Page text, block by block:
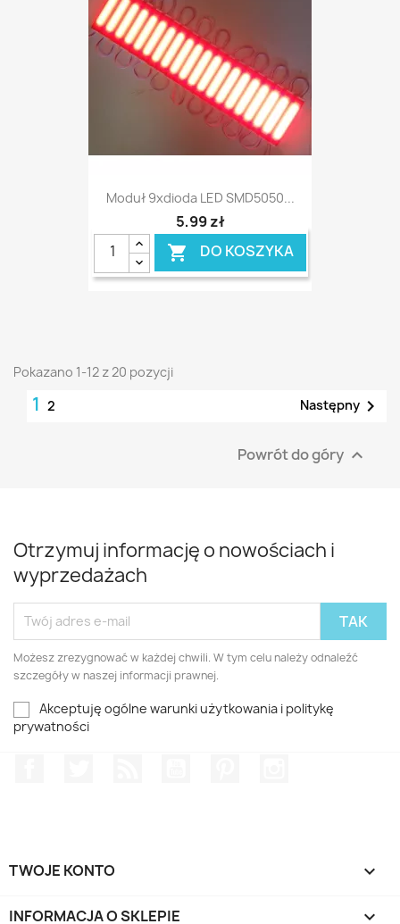
Moduł 9xdioda LED SMD5050...
5,99 zł
 DO KOSZYKA
Pokazano 1-12 z 20 pozycji
1 2 Następny 
Powrót do góry 
Otrzymuj informację o nowościach i
wyprzedażach
Możesz zrezygnować w każdej chwili. W tym celu należy odnaleźć
szczegóły w naszej informacji prawnej.
Akceptuję ogólne warunki użytkowania i politykę
prywatności
TWOJE KONTO 
INFORMACJA O SKLEPIE keyboard_arrow_down